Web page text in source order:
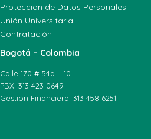
Protección de Datos Personales
Unión Universitaria
Contratación
Bogotá – Colombia
Calle 170 # 54a – 10
PBX: 313 423 0649
Gestión Financiera: 313 458 6251